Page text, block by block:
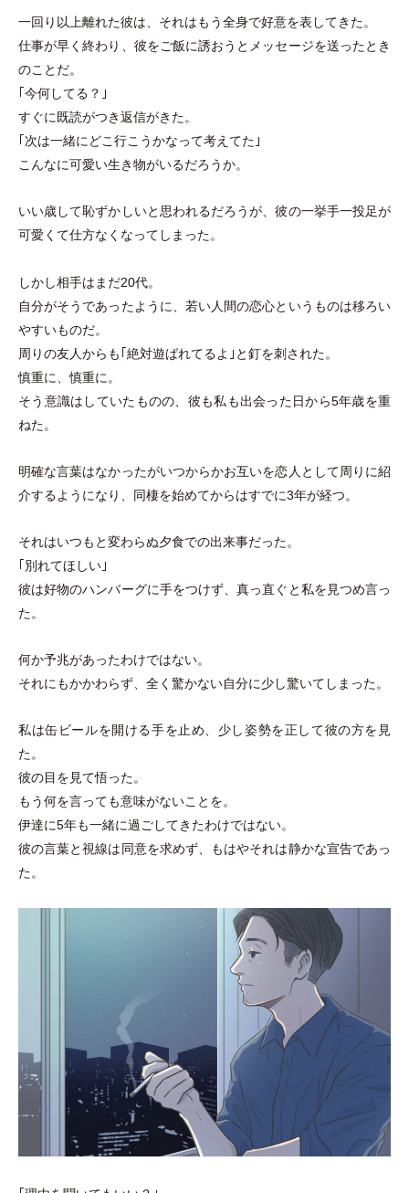
一回り以上離れた彼は、それはもう全身で好意を表してきた。
仕事が早く終わり、彼をご飯に誘おうとメッセージを送ったとき
のことだ。
｢今何してる？｣
すぐに既読がつき返信がきた。
｢次は一緒にどこ行こうかなって考えてた｣
こんなに可愛い生き物がいるだろうか。
いい歳して恥ずかしいと思われるだろうが、彼の一挙手一投足が
可愛くて仕方なくなってしまった。
しかし相手はまだ20代。
自分がそうであったように、若い人間の恋心というものは移ろい
やすいものだ。
周りの友人からも｢絶対遊ばれてるよ｣と釘を刺された。
慎重に、慎重に。
そう意識はしていたものの、彼も私も出会った日から5年歳を重
ねた。
明確な言葉はなかったがいつからかお互いを恋人として周りに紹
介するようになり、同棲を始めてからはすでに3年が経つ。
それはいつもと変わらぬ夕食での出来事だった。
｢別れてほしい｣
彼は好物のハンバーグに手をつけず、真っ直ぐと私を見つめ言っ
た。
何か予兆があったわけではない。
それにもかかわらず、全く驚かない自分に少し驚いてしまった。
私は缶ビールを開ける手を止め、少し姿勢を正して彼の方を見
た。
彼の目を見て悟った。
もう何を言っても意味がないことを。
伊達に5年も一緒に過ごしてきたわけではない。
彼の言葉と視線は同意を求めず、もはやそれは静かな宣告であっ
た。